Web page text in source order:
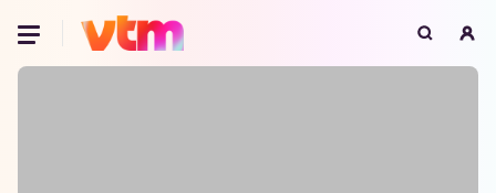
Oeps, browser niet ondersteund